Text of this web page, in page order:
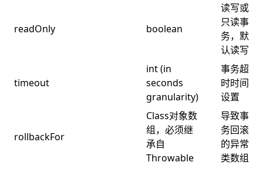
readOnly boolean
读写或
只读事
务，默
认读写
timeout
int (in
seconds
granularity)
事务超
时时间
设置
rollbackFor
Class对象数
组，必须继
承自
Throwable
导致事
务回滚
的异常
类数组